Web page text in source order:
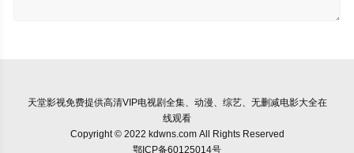
天堂影视免费提供高清VIP电视剧全集、动漫、综艺、无删减电影大全在
线观看
Copyright © 2022 kdwns.com All Rights Reserved
鄂ICP备60125014号